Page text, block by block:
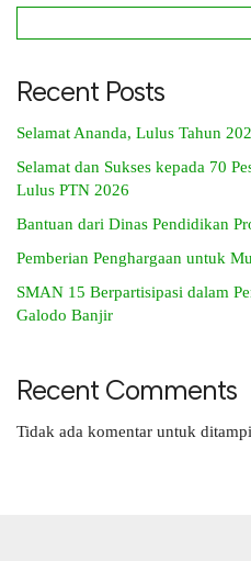
Recent Posts
Selamat Ananda, Lulus Tahun
Selamat dan Sukses kepada 70
Lulus PTN 2026
Bantuan dari Dinas Pendidikan
Pemberian Penghargaan untuk
SMAN 15 Berpartisipasi dalam
Galodo Banjir
Recent Comments
Tidak ada komentar untuk